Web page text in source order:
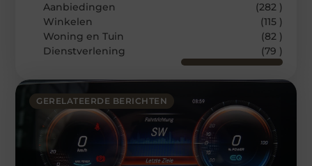
GERELATEERDE BERICHTEN
Aanbiedingen
(282 )
Winkelen
(115 )
Woning en Tuin
(82 )
Dienstverlening
(79 )